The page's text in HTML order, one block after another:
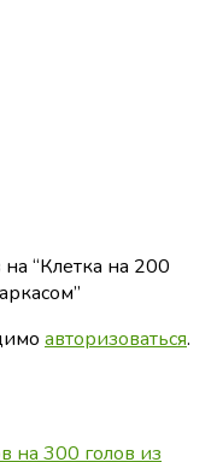
“Клетка на 200
авторизоваться.